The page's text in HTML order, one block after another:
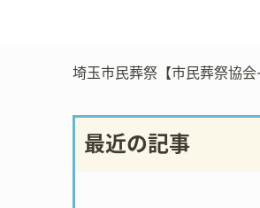
埼玉市民葬祭【市民葬祭協会
最近の記事